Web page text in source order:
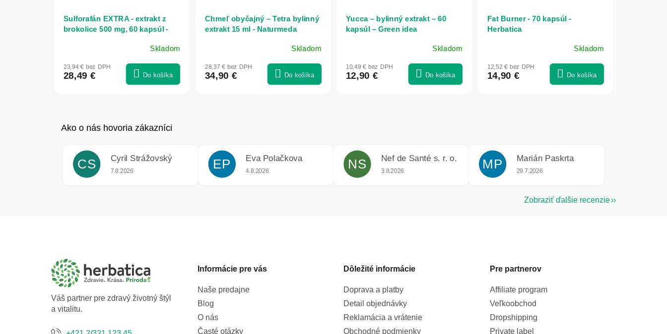
Sulforafán EXTRA - extrakt z
brokolice 500 mg, 60 kapsúl -
produktu
hviezdičiek.
Skladom
23,94 € bez DPH
28,49 € Do košíka
Chmeľ obyčajný – Tetra bylinný
extrakt 15 ml - Naturmeda
Skladom
28,37 € bez DPH
34,90 € Do košíka
Yucca – bylinný extrakt – 60
kapsúl – Green idea
Skladom
10,49 € bez DPH
12,90 € Do košíka
Fat Burner - 70 kapsúl -
Herbatica
Skladom
12,52 € bez DPH
14,90 € Do košíka
CS Cyril Strážovský
Hodnotenie obchodu je 5 z 5 hviezdičiek.
7.8.2026 EP Eva Polačkova
Hodnotenie obchodu je 5 z 5 hviezdičiek.
4.8.2026 NS Nef de Santé s. r. o.
Hodnotenie obchodu je 5 z 5 hviezdičiek.
3.8.2026 MP Marián Paskrta
Hodnotenie obchodu je 5 z 5 hviezdičiek.
29.7.2026
Zobraziť ďalšie recenzie
Váš partner pre zdravý životný štýl
a vitalitu.
Informácie pre vás
Naše predajne
Blog
O nás
Časté otázky
Dôležité informácie
Doprava a platby
Detail objednávky
Reklamácia a vrátenie
Obchodné podmienky
Pre partnerov
Affiliate program
Veľkoobchod
Dropshipping
Private label